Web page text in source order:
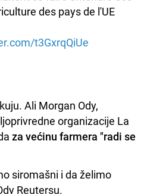
des pays de l'UE
t3GxrqQiUe
Ali Morgan Ody,
organizacije La
za većinu farmera "radi se
siromašni i da želimo
Reutersu.